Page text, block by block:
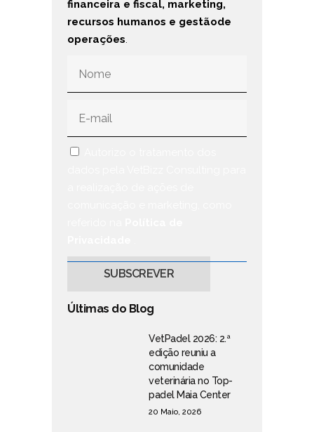
financeira e fiscal, marketing,
recursos humanos e gestãode
operações.
Últimas do Blog
VetPadel 2026: 2.ª
edição reuniu a
comunidade
veterinária no Top-
padel Maia Center
20 Maio, 2026